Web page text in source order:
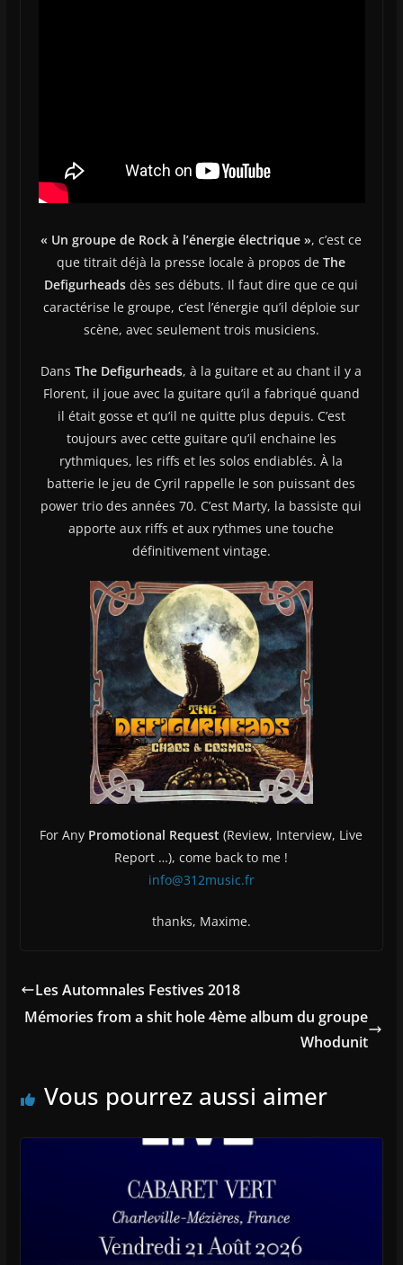
« Un groupe de Rock à l’énergie électrique », c’est ce
que titrait déjà la presse locale à propos deThe
Defigurheads dès ses débuts. Il faut dire que ce qui
caractérise le groupe, c’est l’énergie qu’il déploie sur
scène, avec seulement trois musiciens.
DansThe Defigurheads, à la guitare et au chant il y a
Florent, il joue avec la guitare qu’il a fabriqué quand
il était gosse et qu’il ne quitte plus depuis. C’est
toujours avec cette guitare qu’il enchaine les
rythmiques, les riffs et les solos endiablés. À la
batterie le jeu de Cyril rappelle le son puissant des
power trio des années 70. C’est Marty, la bassiste qui
apporte aux riffs et aux rythmes une touche
définitivement vintage.
For Any Promotional Request (Review, Interview, Live
Report …), come back to me !
info@312music.fr
thanks, Maxime.
Les Automnales Festives 2018
Mémories from a shit hole 4ème album du groupe
Whodunit
Vous pourrez aussi aimer